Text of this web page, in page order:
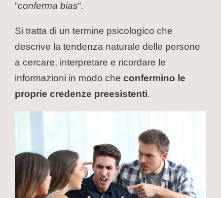
“conferma bias“.
Si tratta di un termine psicologico che
descrive la tendenza naturale delle persone
a cercare, interpretare e ricordare le
informazioni in modo che confermino le
proprie credenze preesistenti.